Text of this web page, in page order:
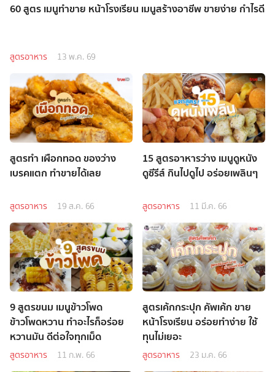
60 สูตร เมนูทำขาย หน้าโรงเรียน เมนูสร้างอาชีพ ขายง่าย กำไรดี
สูตรอาหาร 13 พ.ค. 69
สูตรทำ เผือกทอด ของว่าง
เบรคแตก ทำขายได้เลย
สูตรอาหาร 19 ส.ค. 66
15 สูตรอาหารว่าง เมนูดูหนัง
ดูซีรีส์ กินไปดูไป อร่อยเพลินๆ
สูตรอาหาร 11 มี.ค. 66
9 สูตรขนม เมนูข้าวโพด
ข้าวโพดหวาน ทำอะไรก็อร่อย
หวานมัน ดีต่อใจทุกเม็ด
สูตรอาหาร 11 ก.พ. 66
สูตรเค้กกระปุก คัพเค้ก ขาย
หน้าโรงเรียน อร่อยทำง่าย ใช้
ทุนไม่เยอะ
สูตรอาหาร 23 ม.ค. 66